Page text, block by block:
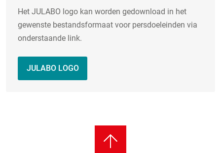
Het JULABO logo kan worden gedownload in het
gewenste bestandsformaat voor persdoeleinden via
onderstaande link.
JULABO LOGO